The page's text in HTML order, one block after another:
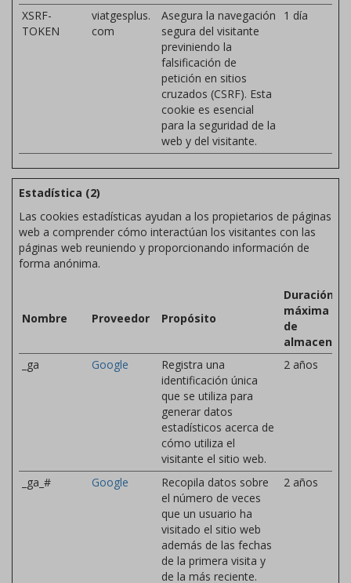
XSRF-
TOKEN
viatgesplus.
com
Asegura la navegación
segura del visitante
previniendo la
falsificación de
petición en sitios
cruzados (CSRF). Esta
cookie es esencial
para la seguridad de la
web y del visitante.
1 día
Estadística (2)
Las cookies estadísticas ayudan a los propietarios de páginas
web a comprender cómo interactúan los visitantes con las
páginas web reuniendo y proporcionando información de
forma anónima.
Nombre Proveedor Propósito
Duración
máxima
de
_ga
Google
Registra una
identificación única
que se utiliza para
generar datos
estadísticos acerca de
cómo utiliza el
visitante el sitio web.
2 años
_ga_# Google
Recopila datos sobre
el número de veces
que un usuario ha
visitado el sitio web
además de las fechas
de la primera visita y
de la más reciente.
2 años